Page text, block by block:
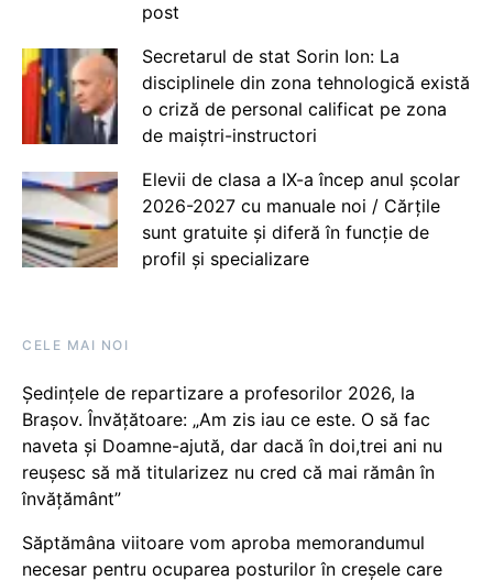
post
Secretarul de stat Sorin Ion: La
disciplinele din zona tehnologică există
o criză de personal calificat pe zona
de maiștri-instructori
Elevii de clasa a IX-a încep anul școlar
2026-2027 cu manuale noi / Cărțile
sunt gratuite și diferă în funcție de
profil și specializare
CELE MAI NOI
Ședințele de repartizare a profesorilor 2026, la
Brașov. Învățătoare: „Am zis iau ce este. O să fac
naveta și Doamne-ajută, dar dacă în doi,trei ani nu
reușesc să mă titularizez nu cred că mai rămân în
învățământ”
Săptămâna viitoare vom aproba memorandumul
necesar pentru ocuparea posturilor în creșele care